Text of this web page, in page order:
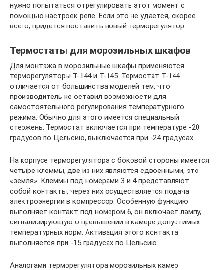
нужно попытаться отрегулировать этот момент с
помощью настроек реле. Если это не удается, скорее
всего, придется поставить новый терморегулятор.
Термостаты для морозильных шкафов
Для монтажа в морозильные шкафы применяются
терморегуляторы Т-144 и Т-145. Термостат Т-144
отличается от большинства моделей тем, что
производитель не оставил возможности для
самостоятельного регулирования температурного
режима. Обычно для этого имеется специальный
стержень. Термостат включается при температуре -20
градусов по Цельсию, выключается при -24 градусах.
На корпусе терморегулятора с боковой стороны имеется
четыре клеммы, две из них являются сдвоенными, это
«земля». Клеммы под номерами 3 и 4 представляют
собой контакты, через них осуществляется подача
электроэнергии в компрессор. Особенную функцию
выполняет контакт под номером 6, он включает лампу,
сигнализирующую о превышении в камере допустимых
температурных норм. Активация этого контакта
выполняется при -15 градусах по Цельсию.
Аналогами терморегулятора морозильных камер